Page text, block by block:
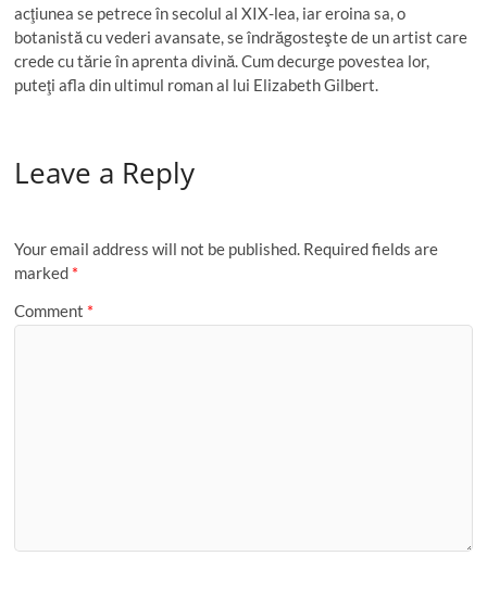
acţiunea se petrece în secolul al XIX-lea, iar eroina sa, o
botanistă cu vederi avansate, se îndrăgosteşte de un artist care
crede cu tărie în aprenta divină. Cum decurge povestea lor,
puteţi afla din ultimul roman al lui Elizabeth Gilbert.
Leave a Reply
Your email address will not be published. Required fields are
marked *
Comment *